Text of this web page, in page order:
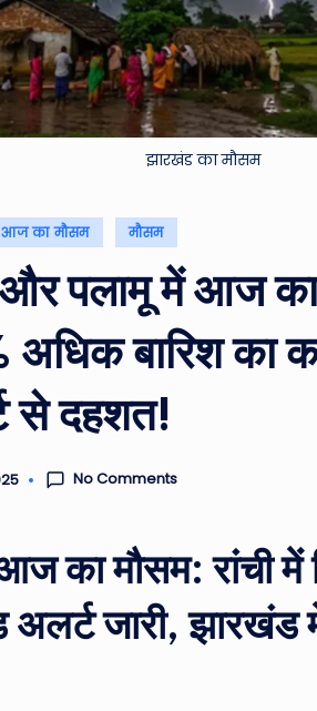
झारखंड का मौसम
आज का मौसम मौसम
पलामू में आज
बारिश का
से दहशत!
No Comments
मौसम: रांची में
अलर्ट जारी, झारखंड